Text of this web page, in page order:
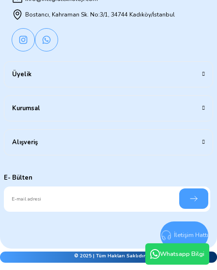
Bostancı, Kahraman Sk. No:3/1, 34744 Kadıköy/İstanbul
Üyelik
Kurumsal
Alışveriş
E- Bülten
İletişim Hattı
© 2025 | Tüm Hakları Saklıdır. Whatsapp Bilgi